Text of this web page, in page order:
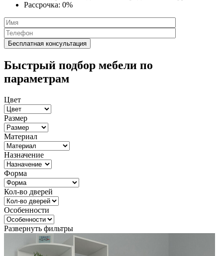
Рассрочка: 0%
Быстрый подбор мебели по
параметрам
Цвет
Размер
Материал
Назначение
Форма
Кол-во дверей
Особенности
Развернуть фильтры